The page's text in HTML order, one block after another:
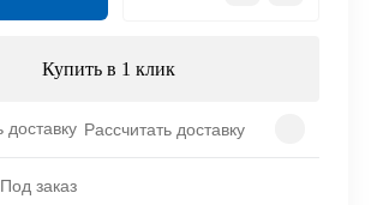
Купить в 1 клик
Рассчитать доставку
Под заказ